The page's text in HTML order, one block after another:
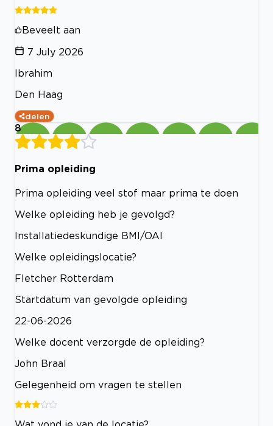
Beveelt aan
7 July 2026
Ibrahim
Den Haag
delen
8
Prima opleiding
Prima opleiding veel stof maar prima te doen
Welke opleiding heb je gevolgd?
Installatiedeskundige BMI/OAI
Welke opleidingslocatie?
Fletcher Rotterdam
Startdatum van gevolgde opleiding
22-06-2026
Welke docent verzorgde de opleiding?
John Braal
Gelegenheid om vragen te stellen